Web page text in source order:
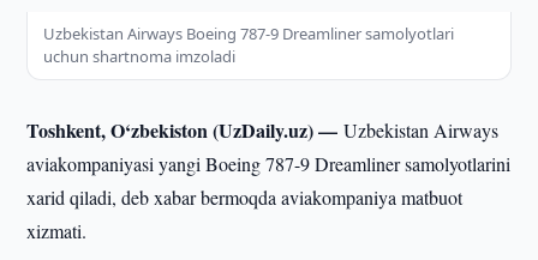
Uzbekistan Airways Boeing 787-9 Dreamliner samolyotlari
uchun shartnoma imzoladi
Toshkent, O‘zbekiston (UzDaily.uz) —Uzbekistan Airways
aviakompaniyasi yangi Boeing 787-9 Dreamliner samolyotlarini
xarid qiladi, deb xabar bermoqda aviakompaniya matbuot
xizmati.